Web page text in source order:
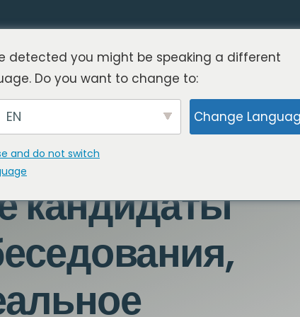
кандидаты
detected you might be speaking a different
Do you want to change to:
EN Change
and do not switch